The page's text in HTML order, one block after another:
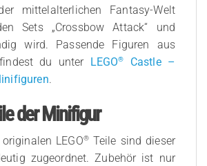
mittelalterlichen Fantasy-Welt
Sets „Crossbow Attack“ und
wird. Passende Figuren aus
du unter LEGO®
Castle –
.
der Minifigur
LEGO®Teile sind dieser
zugeordnet. Zubehör ist nur